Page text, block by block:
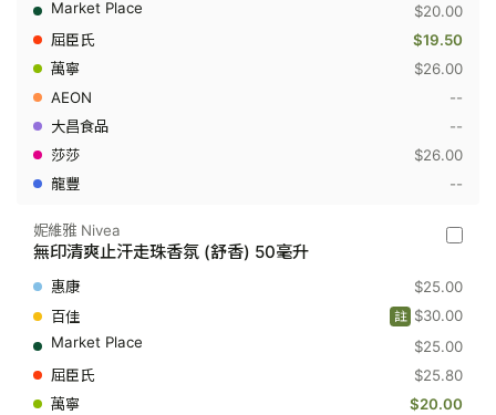
汗
走
珠
香
乾
Dry
50
毫
$20.00
$19.50
$26.00
--
--
$26.00
--
妮
雅
Nivea
-
印
清
爽
止
妮維雅 Nivea
無印清爽止汗走珠香氛 (舒香) 50毫升
$25.00
$30.00
註
$25.00
$25.80
$20.00